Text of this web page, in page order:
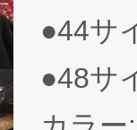
●44サ
●48サ